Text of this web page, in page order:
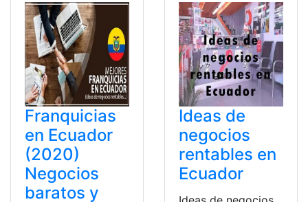
Franquicias
en Ecuador
(2020)
Negocios
baratos y
Ideas de
negocios
rentables en
Ecuador